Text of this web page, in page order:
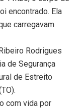
encontrado. Ela
carregavam
Rodrigues
de Segurança
de Estreito
com vida por